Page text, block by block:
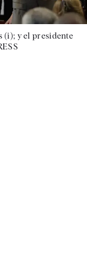
(i); y el presidente